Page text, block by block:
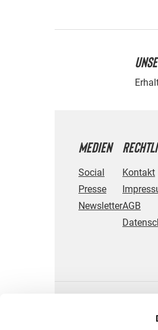
MEDIEN
Social
Presse
Newsletter
Kontakt
AGB